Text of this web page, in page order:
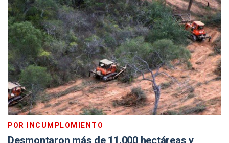
POR INCUMPLOMIENTO